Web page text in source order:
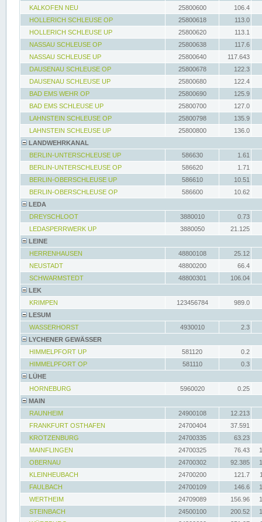
KALKOFEN NEU
25800600
106.4
HOLLERICH SCHLEUSE OP
25800618
113.0
HOLLERICH SCHLEUSE UP
25800620
113.1
NASSAU SCHLEUSE OP
25800638
117.6
NASSAU SCHLEUSE UP
25800640
117.643
DAUSENAU SCHLEUSE OP
25800678
122.3
DAUSENAU SCHLEUSE UP
25800680
122.4
BAD EMS WEHR OP
25800690
125.9
BAD EMS SCHLEUSE UP
25800700
127.0
LAHNSTEIN SCHLEUSE OP
25800798
135.9
LAHNSTEIN SCHLEUSE UP
25800800
136.0
LANDWEHRKANAL
BERLIN-UNTERSCHLEUSE UP
586630
1.61
BERLIN-UNTERSCHLEUSE OP
586620
1.71
BERLIN-OBERSCHLEUSE UP
586610
10.51
BERLIN-OBERSCHLEUSE OP
586600
10.62
LEDA
DREYSCHLOOT
3880010
0.73
LEDASPERRWERK UP
3880050
21.125
LEINE
HERRENHAUSEN
48800108
25.12
NEUSTADT
48800200
66.4
SCHWARMSTEDT
48800301
106.04
LEK
KRIMPEN
123456784
989.0
LESUM
WASSERHORST
4930010
2.3
LYCHENER GEWÄSSER
HIMMELPFORT UP
581120
0.2
HIMMELPFORT OP
581110
0.3
LÜHE
HORNEBURG
5960020
0.25
MAIN
RAUNHEIM
24900108
12.213
FRANKFURT OSTHAFEN
24700404
37.591
KROTZENBURG
24700335
63.23
MAINFLINGEN
24700325 76.43
OBERNAU
24700302 92.385
KLEINHEUBACH
24700200 121.7
FAULBACH
24700109 146.6
WERTHEIM
24709089 156.96
STEINBACH
24500100 200.52